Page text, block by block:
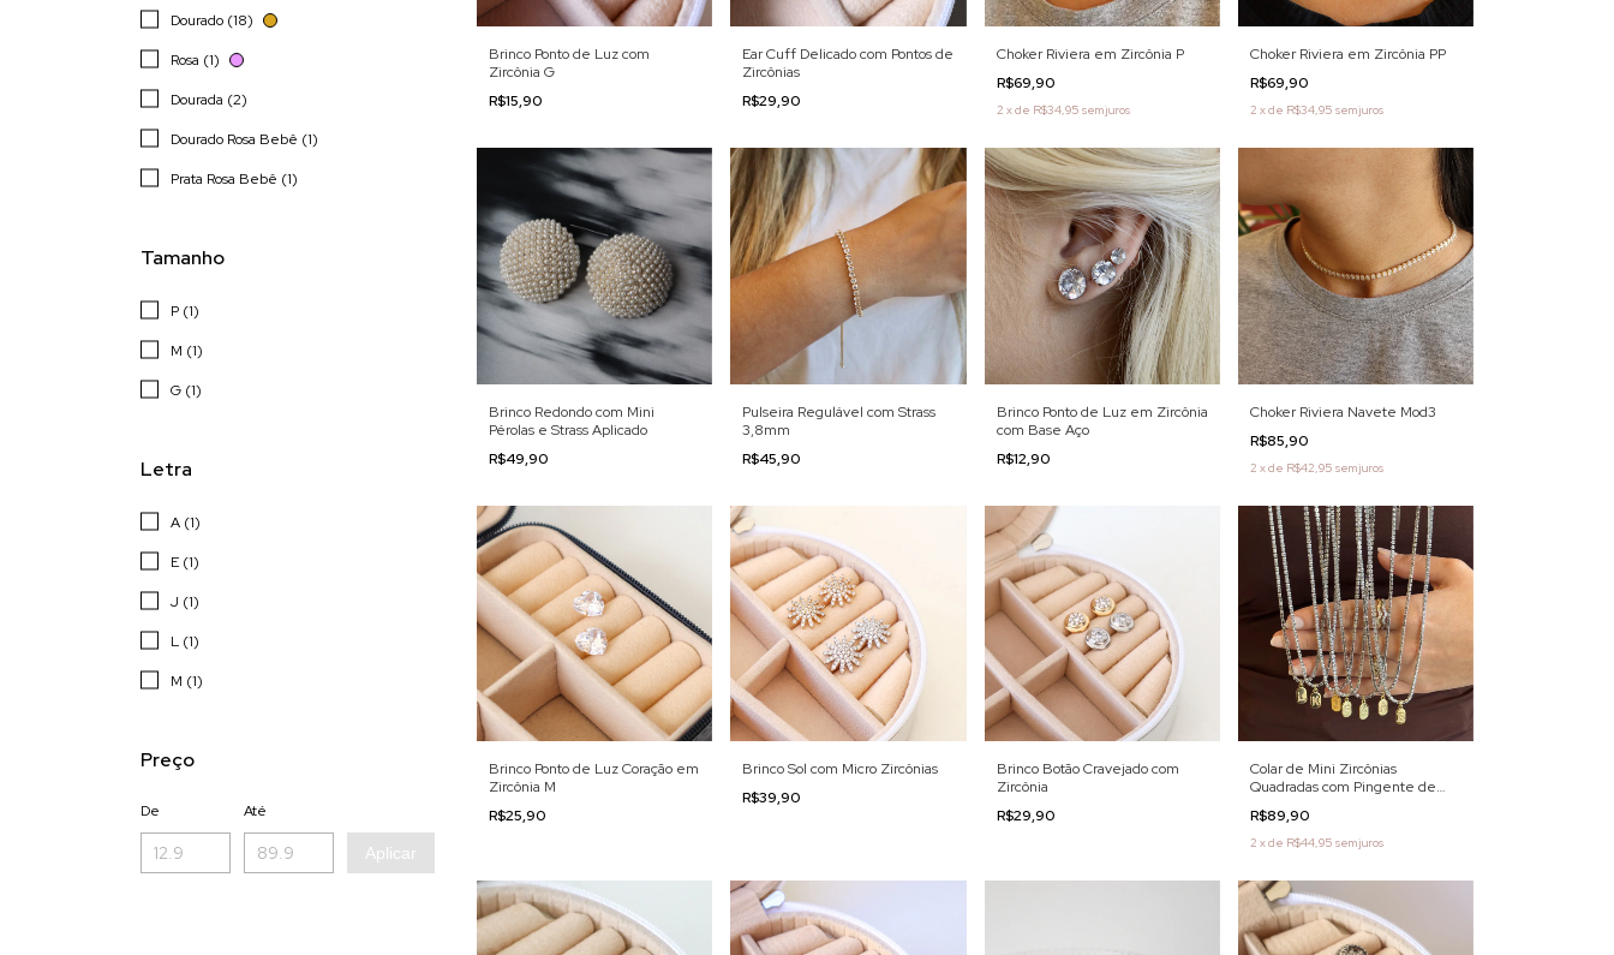
Dourado (18)
Rosa (1)
Dourada (2)
Dourado Rosa Bebê (1)
Prata Rosa Bebê (1)
Tamanho
P (1)
M (1)
G (1)
Letra
A (1)
E (1)
J (1)
L (1)
M (1)
Preço
De Até
Aplicar
Brinco Ponto de Luz com
Zircônia G
R$15,90
Ear Cuff Delicado com Pontos de
Zircônias
R$29,90
Choker Riviera em Zircônia P
R$69,90
2 xde R$34,95 sem juros
Choker Riviera em Zircônia PP
R$69,90
2 xde R$34,95 sem juros
Brinco Redondo com Mini
Pérolas e Strass Aplicado
R$49,90
Pulseira Regulável com Strass
3,8mm
R$45,90
Brinco Ponto de Luz em Zircônia
com Base Aço
R$12,90
Choker Riviera Navete Mod3
R$85,90
2 xde R$42,95 sem juros
Brinco Ponto de Luz Coração em
Zircônia M
R$25,90
Brinco Sol com Micro Zircônias
R$39,90
Brinco Botão Cravejado com
Zircônia
R$29,90
Colar de Mini Zircônias
Quadradas com Pingente de
R$89,90
2 xde R$44,95 sem juros